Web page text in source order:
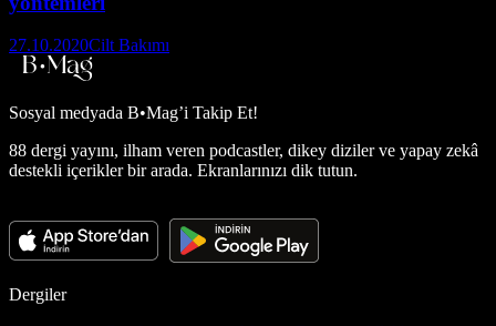
27.10.2020Cilt Bakımı
Sosyal medyada B•Mag’i Takip Et!
88 dergi yayını, ilham veren podcastler, dikey diziler ve yapay zekâ
destekli içerikler bir arada. Ekranlarınızı dik tutun.
Dergiler